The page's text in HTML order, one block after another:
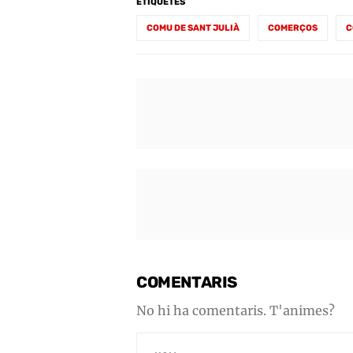
ETIQUETES
COMU DE SANT JULIÀ COMERÇOS
COMENTARIS
No hi ha comentaris. T'animes?